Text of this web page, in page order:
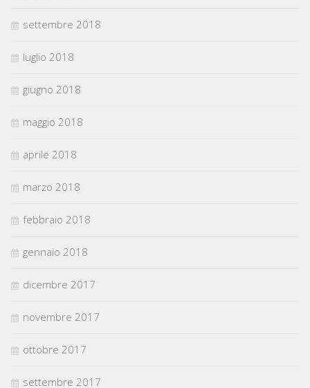
settembre 2018
luglio 2018
giugno 2018
maggio 2018
aprile 2018
marzo 2018
febbraio 2018
gennaio 2018
dicembre 2017
novembre 2017
ottobre 2017
settembre 2017